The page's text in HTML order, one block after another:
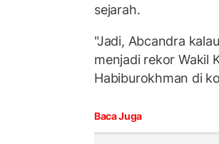
sejarah.
"Jadi, Abcandra kalau
menjadi rekor Wakil
Habiburokhman di
Baca Juga